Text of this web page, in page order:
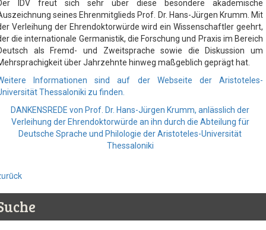
IDV freut sich sehr über diese besondere akademische
seines Ehrenmitglieds Prof. Dr. Hans-Jürgen Krumm. Mit
Verleihung der Ehrendoktorwürde wird ein Wissenschaftler geehrt,
die internationale Germanistik, die Forschung und Praxis im Bereich
als Fremd- und Zweitsprache sowie die Diskussion um
über Jahrzehnte hinweg maßgeblich geprägt hat.
Informationen sind auf der Webseite der Aristoteles-
Thessaloniki zu finden.
DANKENSREDE von Prof. Dr. Hans-Jürgen Krumm, anlässlich der
Verleihung der Ehrendoktorwürde an ihn durch die Abteilung für
Deutsche Sprache und Philologie der Aristoteles-Universität
Thessaloniki